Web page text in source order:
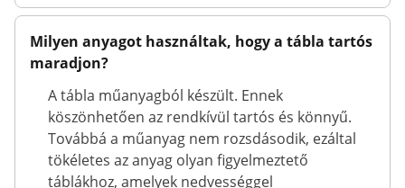
Milyen anyagot használtak, hogy a tábla tartós
maradjon?
A tábla műanyagból készült. Ennek
köszönhetően az rendkívül tartós és könnyű.
Továbbá a műanyag nem rozsdásodik, ezáltal
tökéletes az anyag olyan figyelmeztető
táblákhoz, amelyek nedvességgel